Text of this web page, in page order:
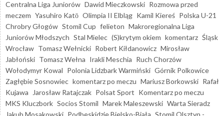
Centralna Liga Juniorów Dawid Mieczkowski Rozmowa przed
meczem Yasuhiro Katō Olimpia II Elbląg Kamil Kiereś Polska U-21
Chrobry Głogów Stomil Cup felieton Makroregionalna Liga
Juniorów Młodszych Stal Mielec (S)krytym okiem komentarz Śląsk
Wrocław Tomasz Wełnicki Robert Kiłdanowicz Mirosław
Jabłoński Tomasz Wełna Irakli Meschia Ruch Chorzów
Wołodymyr Kowal Polonia Lidzbark Warmiński Górnik Polkowice
Zagłębie Sosnowiec komentarz po meczu Mariusz Borkowski Rafał
Kujawa
Jarosław Ratajczak Polsat Sport Komentarz po meczu
MKS Kluczbork Socios Stomil Marek Maleszewski Warta Sieradz
Jakub Mosakowski Podbeskidzie Bielsko-Biała Stomil Olsztyn -